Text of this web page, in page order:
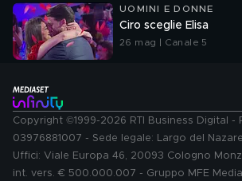
UOMINI E DONNE
Ciro sceglie Elisa
26 mag | Canale 5
Copyright ©1999-2026 RTI Business Digital -
03976881007 - Sede legale: Largo del
Uffici: Viale Europa 46, 20093 Cologno
int. vers. € 500.000.007 - Gruppo MFE